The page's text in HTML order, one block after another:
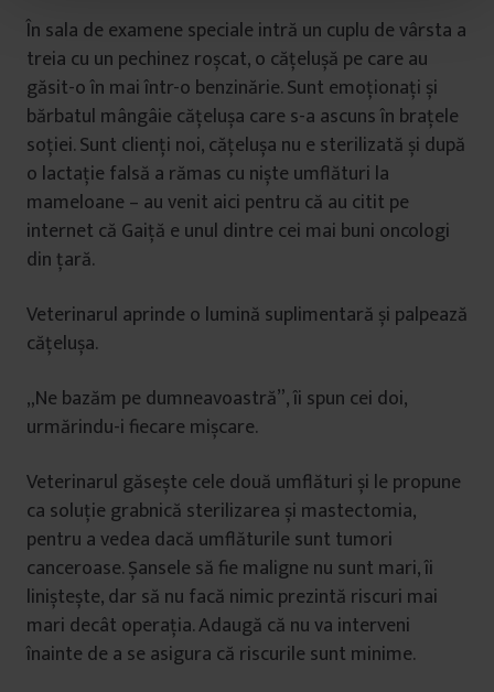
În sala de examene speciale intră un cuplu de vârsta a
treia cu un pechinez roșcat, o cățelușă pe care au
găsit-o în mai într-o benzinărie. Sunt emoționați și
bărbatul mângâie cățelușa care s-a ascuns în brațele
soției. Sunt clienți noi, cățelușa nu e sterilizată și după
o lactație falsă a rămas cu niște umflături la
mameloane – au venit aici pentru că au citit pe
internet că Gaiță e unul dintre cei mai buni oncologi
din țară.
Veterinarul aprinde o lumină suplimentară și palpează
cățelușa.
„Ne bazăm pe dumneavoastră”, îi spun cei doi,
urmărindu-i fiecare mișcare.
Veterinarul găsește cele două umflături și le propune
ca soluție grabnică sterilizarea și mastectomia,
pentru a vedea dacă umflăturile sunt tumori
canceroase. Șansele să fie maligne nu sunt mari, îi
liniștește, dar să nu facă nimic prezintă riscuri mai
mari decât operația. Adaugă că nu va interveni
înainte de a se asigura că riscurile sunt minime.